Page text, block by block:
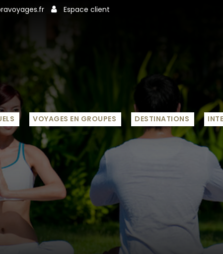
Espace client
VOYAGES EN GROUPES DESTINATIONS